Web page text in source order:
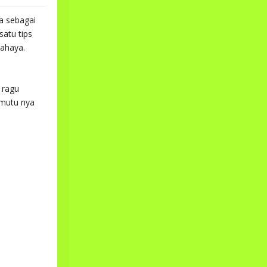
sebagai
tips
nya